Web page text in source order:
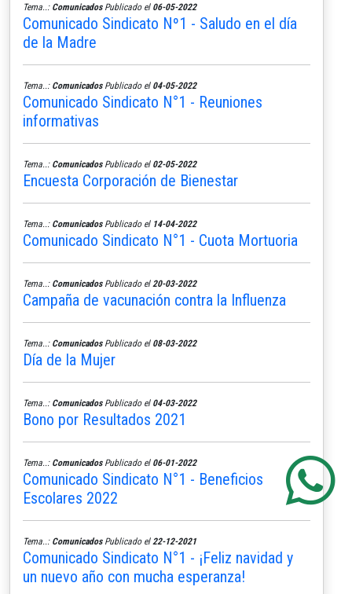
Tema..: ComunicadosPublicado el 06-05-2022
Comunicado Sindicato Nº1 - Saludo en el día
de la Madre
Tema..: ComunicadosPublicado el 04-05-2022
Comunicado Sindicato N°1 - Reuniones
informativas
Tema..: ComunicadosPublicado el 02-05-2022
Encuesta Corporación de Bienestar
Tema..: ComunicadosPublicado el 14-04-2022
Comunicado Sindicato N°1 - Cuota Mortuoria
Tema..: ComunicadosPublicado el 20-03-2022
Campaña de vacunación contra la Influenza
Tema..: ComunicadosPublicado el 08-03-2022
Día de la Mujer
Tema..: ComunicadosPublicado el 04-03-2022
Bono por Resultados 2021
Tema..: ComunicadosPublicado el 06-01-2022
Comunicado Sindicato N°1 - Beneficios
Escolares 2022
Tema..: ComunicadosPublicado el 22-12-2021
Comunicado Sindicato N°1 - ¡Feliz navidad y
un nuevo año con mucha esperanza!